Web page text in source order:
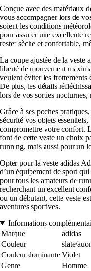
Conçue avec des matériaux
vous accompagner lors de
soient les conditions
pour assurer une excellente
rester sèche et confortable,
La coupe ajustée de la veste
liberté de mouvement
veulent éviter les frottements
De plus, les détails
lors de vos sorties
Grâce à ses poches
sécurité vos objets
compromettre votre confort.
font de cette veste un choix
running, mais aussi pour un
Opter pour la veste adidas
d’un équipement de sport
pour tous les amateurs de
recherchant un excellent
ou un débutant, cette veste
aventures sportives.
Informations
Marque
adidas
Couleur
slate/
Couleur dominante Violet
Genre
Homme